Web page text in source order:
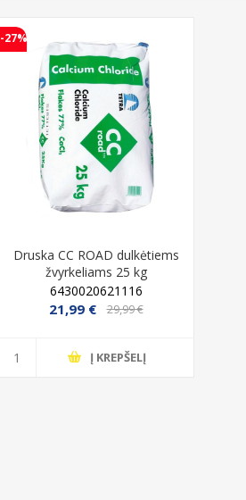
-27%
Druska CC ROAD dulkėtiems
žvyrkeliams 25 kg
6430020621116
21,99 € 29,99 €
Į KREPŠELĮ